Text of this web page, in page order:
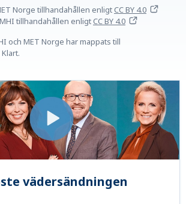
Norge tillhandahållen enligtCC BY 4.0
tillhandahållen enligtCC BY 4.0
och MET Norge har mappats till
vädersändningen